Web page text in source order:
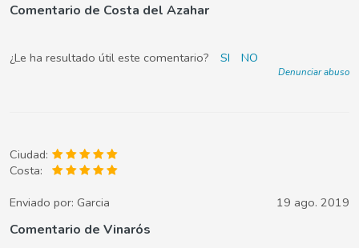
Comentario de Costa del Azahar
¿Le ha resultado útil este comentario? SI NO
Denunciar abuso
Ciudad:
Costa:
Enviado por: Garcia 19 ago. 2019
Comentario de Vinarós